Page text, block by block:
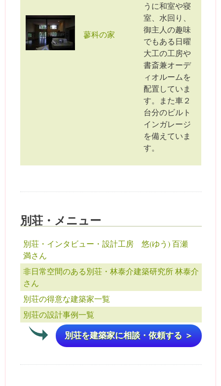
蓼科の家
うに和室や寝
室、水回り、
御主人の趣味
でもある日曜
大工の工房や
書斎兼オーデ
ィオルームを
配置していま
す。また車２
台分のビルト
インガレージ
を備えていま
す。
別荘・メニュー
別荘・インタビュー・設計工房 悠(ゆう) 百瀬
満さん
非日常空間のある別荘・林泰介建築研究所 林泰介
さん
別荘の得意な建築家一覧
別荘の設計事例一覧
別荘を建築家に相談・依頼する ＞